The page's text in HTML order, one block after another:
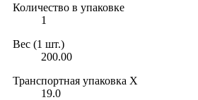
Количество в упаковке
1
Вес (1 шт.)
200.00
Транспортная упаковка X
19.0